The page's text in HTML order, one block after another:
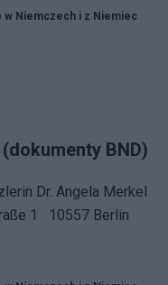
w Niemczech i z Niemiec
BND)
Dr. Angela Merkel
1 10557 Berlin